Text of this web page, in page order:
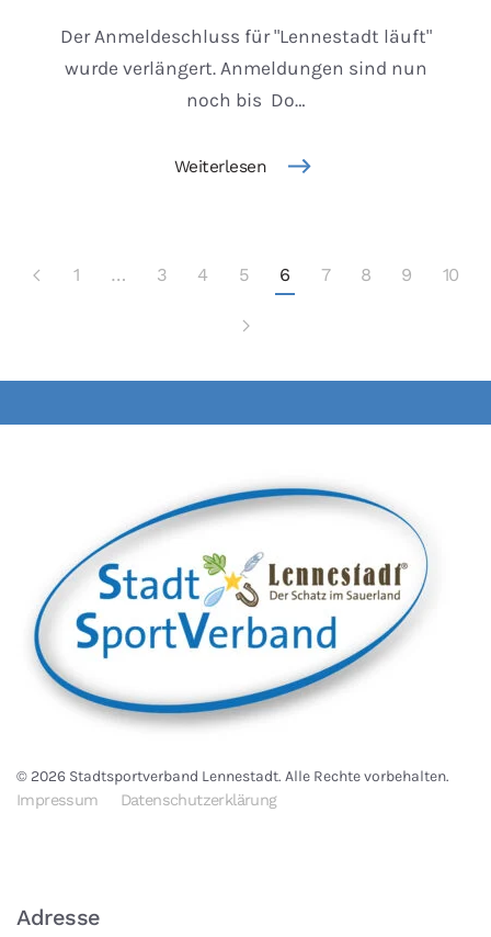
Der Anmeldeschluss für "Lennestadt läuft"
wurde verlängert. Anmeldungen sind nun
noch bis Do…
Weiterlesen
1 … 3 4 5 6 7 8 9 10
© 2026 Stadtsportverband Lennestadt. Alle Rechte vorbehalten.
Impressum
Datenschutzerklärung
Adresse